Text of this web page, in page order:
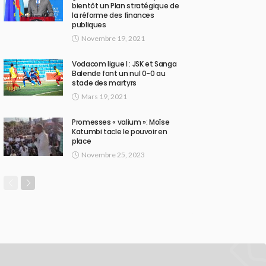
bientôt un Plan stratégique de
la réforme des finances
publiques
Novembre 19, 2021
Vodacom ligue I : JSK et Sanga
Balende font un nul 0-0 au
stade des martyrs
Mars 19, 2021
Promesses « valium »: Moïse
Katumbi tacle le pouvoir en
place
Novembre 25, 2023